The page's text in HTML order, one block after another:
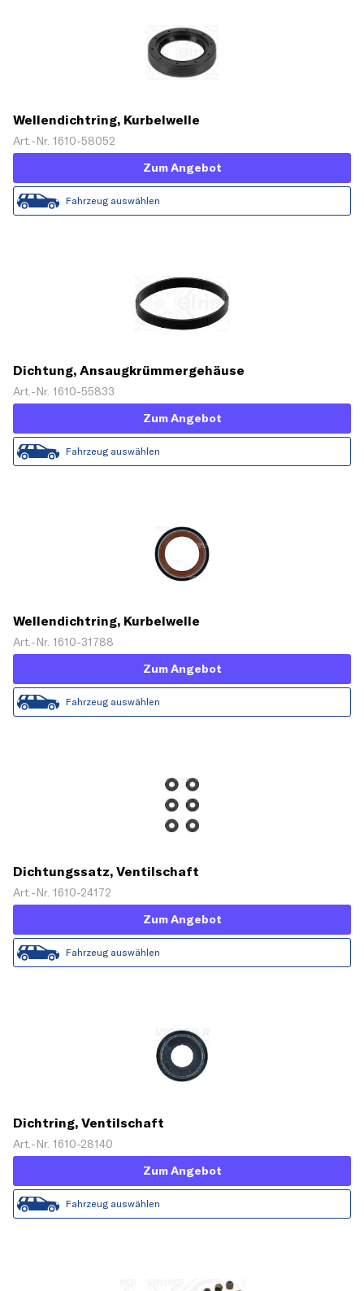
Wellendichtring, Kurbelwelle
Art.-Nr. 1610-58052
Zum Angebot
Fahrzeug auswählen
Dichtung, Ansaugkrümmergehäuse
Art.-Nr. 1610-55833
Zum Angebot
Fahrzeug auswählen
Wellendichtring, Kurbelwelle
Art.-Nr. 1610-31788
Zum Angebot
Fahrzeug auswählen
Dichtungssatz, Ventilschaft
Art.-Nr. 1610-24172
Zum Angebot
Fahrzeug auswählen
Dichtring, Ventilschaft
Art.-Nr. 1610-28140
Zum Angebot
Fahrzeug auswählen